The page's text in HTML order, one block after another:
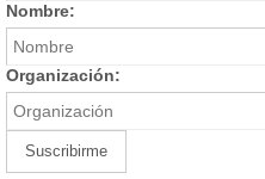
Nombre:
Organización: